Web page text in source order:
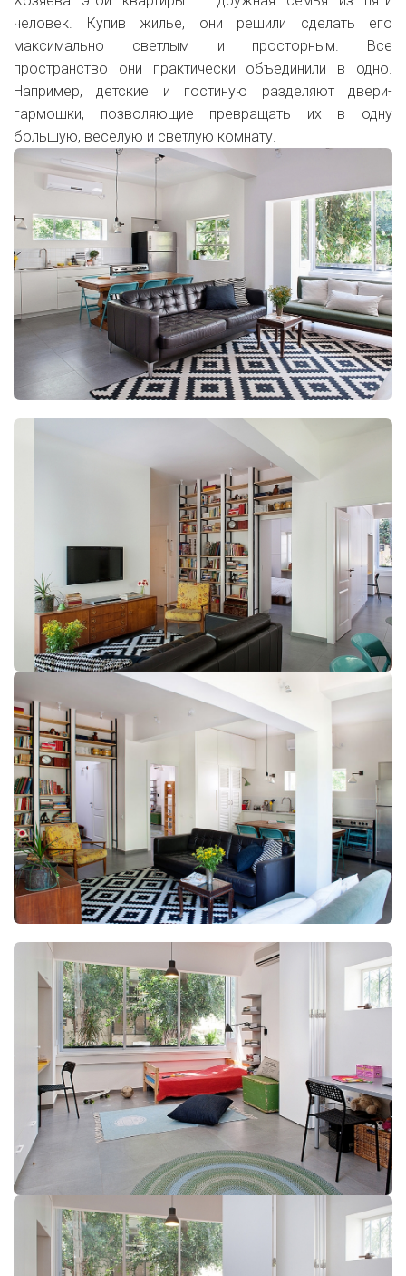
человек. Купив жилье, они решили сделать его
максимально светлым и просторным. Все
пространство они практически объединили в одно.
Например, детские и гостиную разделяют двери-
гармошки, позволяющие превращать их в одну
большую, веселую и светлую комнату.